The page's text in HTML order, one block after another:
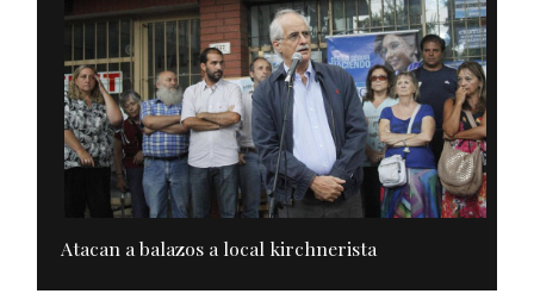
Atacan a balazos a local kirchnerista